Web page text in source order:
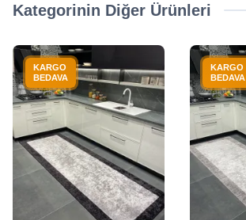
Kategorinin Diğer Ürünleri
KARGO
BEDAVA
KARGO
BEDAVA